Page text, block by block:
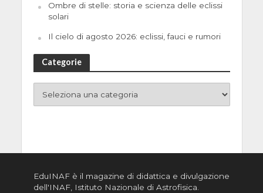
Ombre di stelle: storia e scienza delle eclissi
solari
Il cielo di agosto 2026: eclissi, fauci e rumori
Categorie
EduINAF è il magazine di didattica e divulgazione
dell'INAF, Istituto Nazionale di Astrofisica.